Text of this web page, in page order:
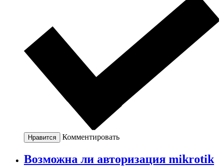
Нравится Комментировать
Возможна ли авторизация mikrotik